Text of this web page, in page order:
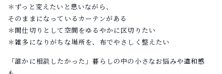
＊ずっと変えたいと思いながら、
そのままになっているカーテンがある
＊間仕切りとして空間をゆるやかに区切りたい
＊雑多になりがちな場所を、布でやさしく整えたい
「誰かに相談したかった」暮らしの中の小さなお悩みや違和感